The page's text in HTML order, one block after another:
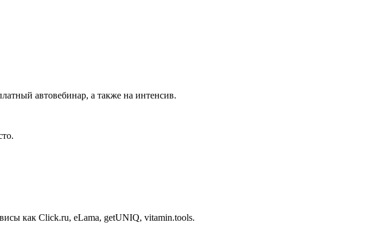
автовебинар, а также на интенсив.
как Click.ru, eLama, getUNIQ, vitamin.tools.